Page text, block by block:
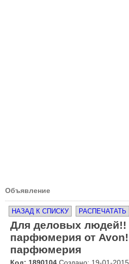
Объявление
НАЗАД К СПИСКУ РАСПЕЧАТАТЬ
Для деловых людей!!
парфюмерия от
парфюмерия